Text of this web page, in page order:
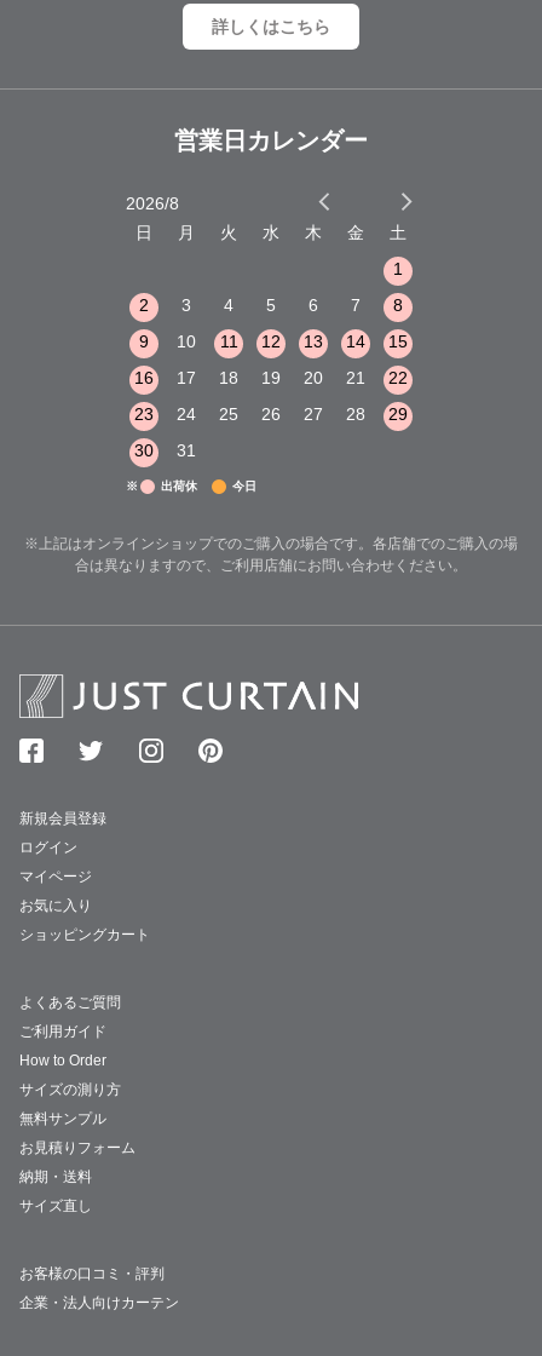
詳しくはこちら
営業日カレンダー
2026/8
日
月 火 水 木 金
土
1
2
3 4 5 6 7
8
9
10 11 12 13 14
15
16
17 18 19 20 21
22
23
24 25 26 27 28
29
30
31
※ 出荷休 今日
※上記はオンラインショップでのご購入の場合です。各店舗でのご購入の場
合は異なりますので、ご利用店舗にお問い合わせください。
新規会員登録
ログイン
マイページ
お気に入り
ショッピングカート
よくあるご質問
ご利用ガイド
How to Order
サイズの測り方
無料サンプル
お見積りフォーム
納期・送料
サイズ直し
お客様の口コミ・評判
企業・法人向けカーテン